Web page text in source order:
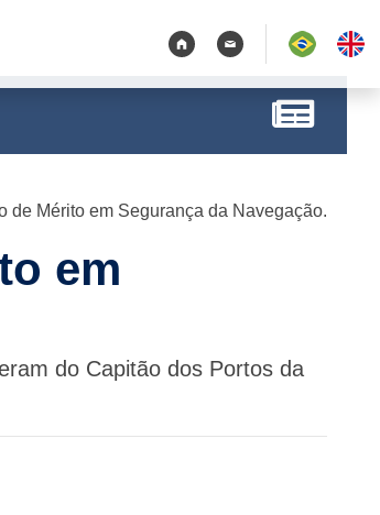
de Mérito em Segurança da Navegação.
em
do Capitão dos Portos da